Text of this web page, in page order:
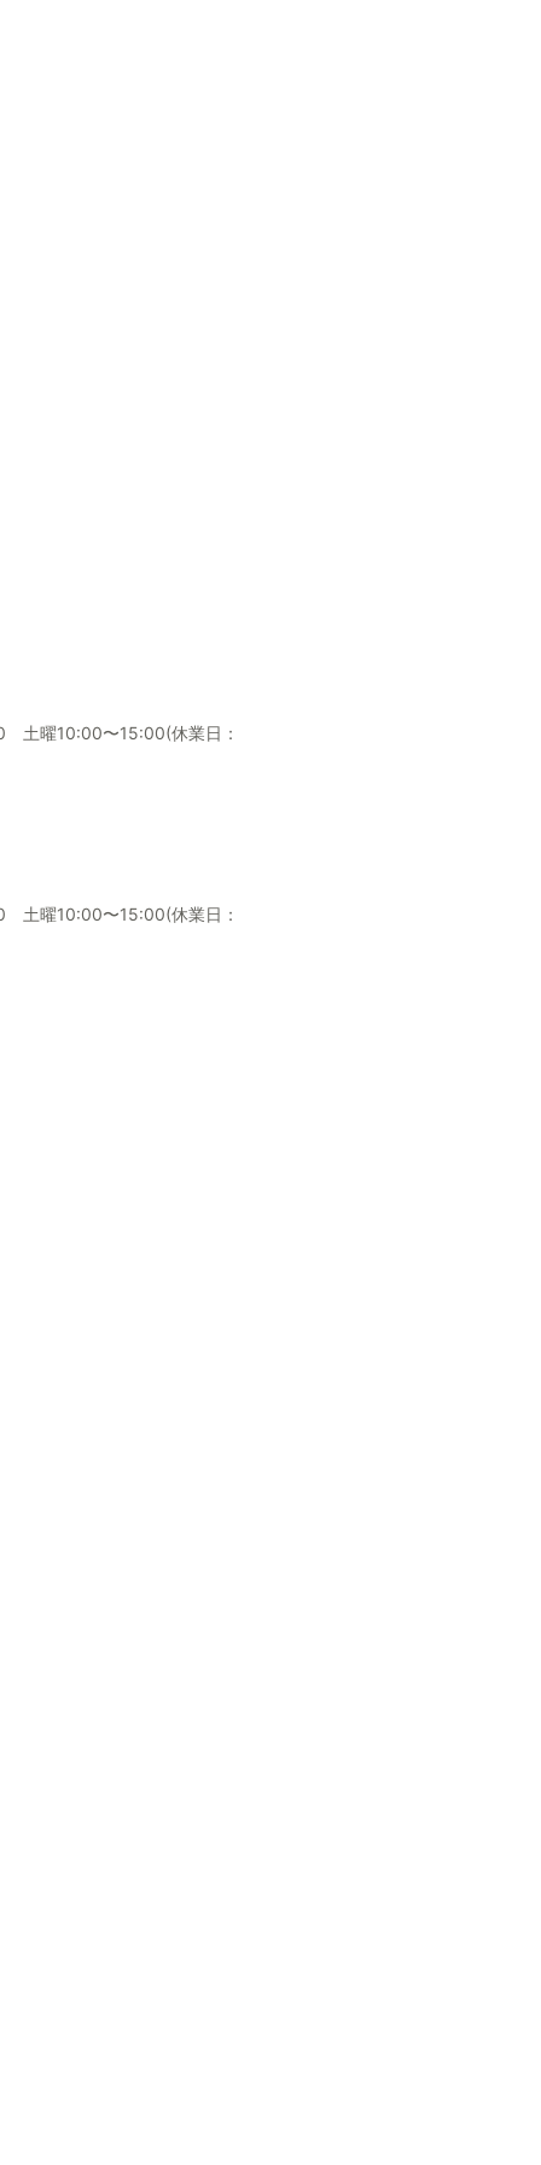
土曜10:00〜15:00(休業日：
土曜10:00〜15:00(休業日：